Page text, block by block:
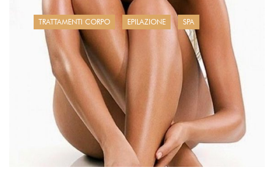
TRATTAMENTI CORPO EPILAZIONE SPA